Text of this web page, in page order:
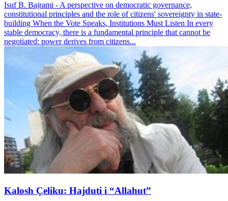
Isuf B. Bajrami - A perspective on democratic governance,
constitutional principles and the role of citizens' sovereignty in state-
building When the Vote Speaks, Institutions Must Listen In every
stable democracy, there is a fundamental principle that cannot be
negotiated: power derives from citizens...
Kalosh Çeliku: Hajduti i “Allahut”